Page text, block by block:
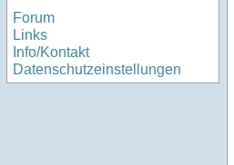
Forum
Links
Info/Kontakt
Datenschutzeinstellungen